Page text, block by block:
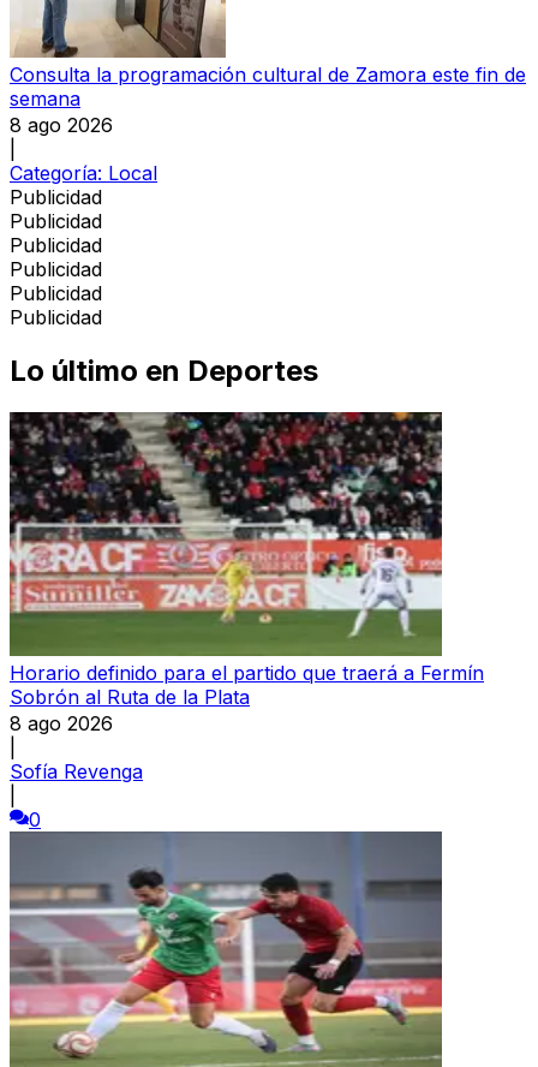
Consulta la programación cultural de Zamora este fin de
semana
8 ago 2026
Categoría: Local
Publicidad
Publicidad
Publicidad
Publicidad
Publicidad
Publicidad
Lo último en Deportes
Horario definido para el partido que traerá a Fermín
Sobrón al Ruta de la Plata
8 ago 2026
Sofía Revenga
0